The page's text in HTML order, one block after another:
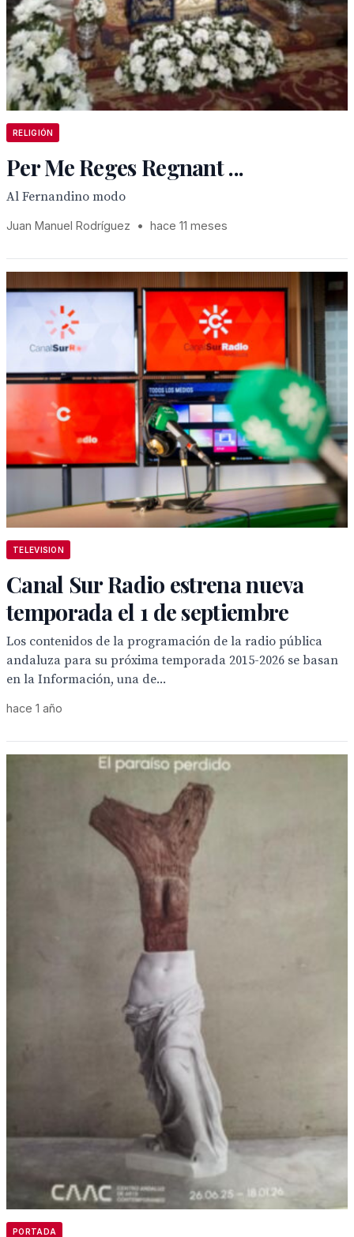
RELIGIÓN
Per Me Reges Regnant ...
Al Fernandino modo
Juan Manuel Rodríguez • hace 11 meses
TELEVISION
Canal Sur Radio estrena nueva
temporada el 1 de septiembre
Los contenidos de la programación de la radio pública
andaluza para su próxima temporada 2015-2026 se basan
en la Información, una de...
hace 1 año
PORTADA